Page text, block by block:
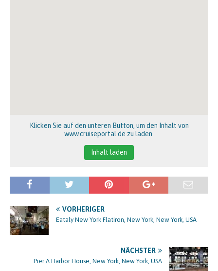
Klicken Sie auf den unteren Button, um den Inhalt von
www.cruiseportal.de zu laden.
Inhalt laden
VORHERIGER
Eataly New York Flatiron, New York, New York, USA
NÄCHSTER
Pier A Harbor House, New York, New York, USA